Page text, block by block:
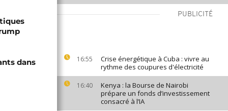
PUBLICITÉ
16:55
Crise énergétique à Cuba : vivre au
rythme des coupures d'électricité
16:40
Kenya : la Bourse de Nairobi
prépare un fonds d’investissement
consacré à l’IA
dans